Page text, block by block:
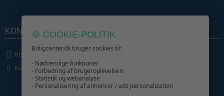
KONTAKT OS
Boligcenter.dk
Kundeservice
🍪 COOKIE-POLITIK
Boligcenter.dk bruger cookies til:
- Nødvendige funktioner
- Forbedring af brugeroplevelsen
- Statistik og webanalyse
- Personalisering af annoncer / ads personalization